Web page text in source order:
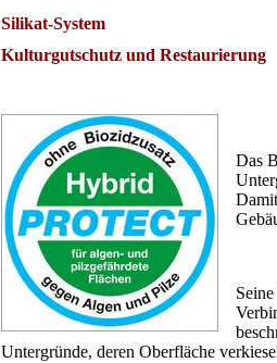
Silikat-System
Kulturgutschutz und Restaurierung
Das
Untergründe, deren Oberfläche